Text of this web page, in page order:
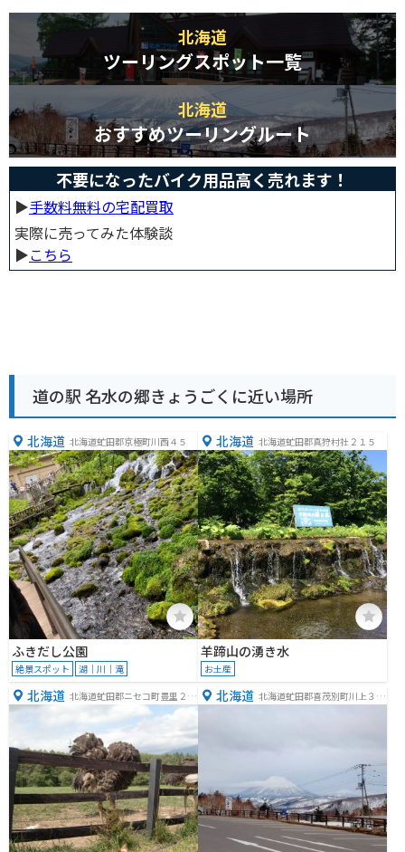
北海道
ツーリングスポット一覧
北海道
おすすめツーリングルート
不要になったバイク用品高く売れます！
▶︎手数料無料の宅配買取
実際に売ってみた体験談
▶︎こちら
道の駅 名水の郷きょうごくに近い場所
北海道 北海道虻田郡京極町川西４５
ふきだし公園
絶景スポット 湖｜川｜滝
北海道 北海道虻田郡真狩村社２１５
羊蹄山の湧き水
お土産
北海道 北海道虻田郡ニセコ町豊里２３
北海道 北海道虻田郡喜茂別町川上３４